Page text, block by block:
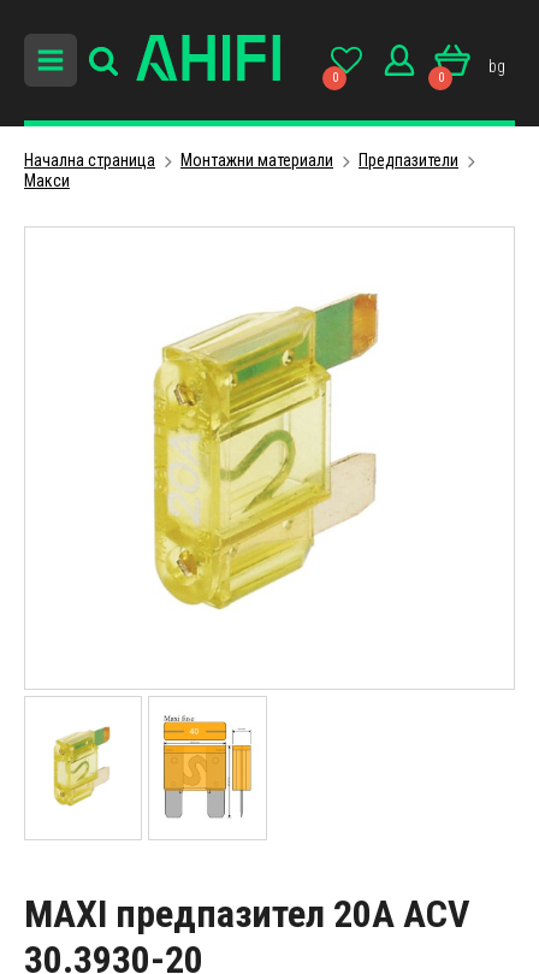
0 0
bg
Начална страница Монтажни материали
Предпазители
Макси
MAXI предпазител 20A ACV
30.3930-20